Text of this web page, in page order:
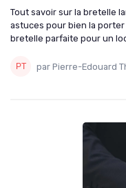
Tout savoir sur la bretelle
astuces pour bien la porter
bretelle parfaite pour un
par Pierre-Edouard